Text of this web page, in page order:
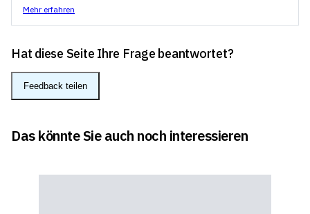
Mehr erfahren
Hat diese Seite Ihre Frage beantwortet?
Feedback teilen
Das könnte Sie auch noch interessieren